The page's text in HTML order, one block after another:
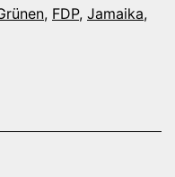
, FDP, Jamaika,